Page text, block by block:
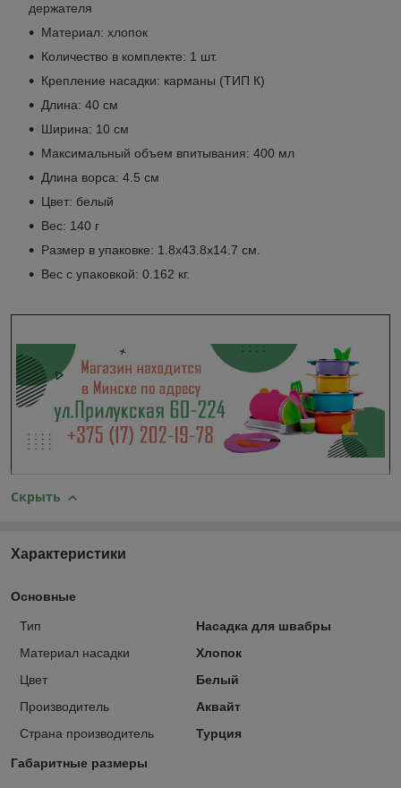
держателя
Материал: хлопок
Количество в комплекте: 1 шт.
Крепление насадки: карманы (ТИП К)
Длина: 40 см
Ширина: 10 см
Максимальный объем впитывания: 400 мл
Длина ворса: 4.5 см
Цвет: белый
Вес: 140 г
Размер в упаковке: 1.8x43.8x14.7 см.
Вес с упаковкой: 0.162 кг.
Скрыть
Характеристики
Основные
Тип
Насадка для швабры
Материал насадки
Хлопок
Цвет
Белый
Производитель
Аквайт
Страна производитель
Турция
Габаритные размеры